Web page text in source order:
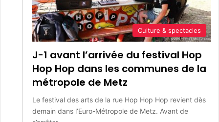
Culture & spectacles
J-1 avant l’arrivée du festival Hop
Hop Hop dans les communes de la
métropole de Metz
Le festival des arts de la rue Hop Hop Hop revient dès
demain dans l’Euro-Métropole de Metz. Avant de